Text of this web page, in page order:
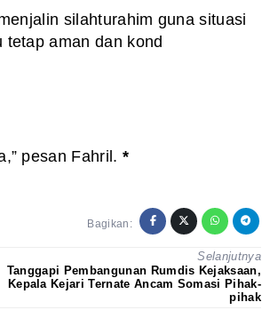
silahturahim guna situasi
tetap aman dan kond
pesan Fahril. *
Bagikan:
Selanjutnya
Tanggapi Pembangunan Rumdis Kejaksaan,
Kepala Kejari Ternate Ancam Somasi Pihak-
pihak